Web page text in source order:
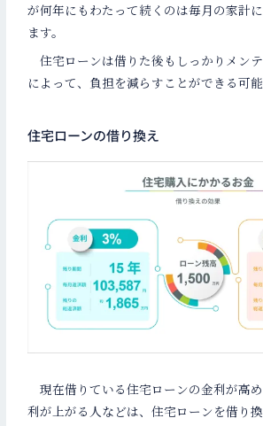
が何年にもわたって続くのは毎月の家計
ます。
住宅ローンは借りた後もしっかりメン
によって、負担を減らすことができる可能
住宅ローンの借り換え
現在借りている住宅ローンの金利が高
利が上がる人などは、住宅ローンを借り